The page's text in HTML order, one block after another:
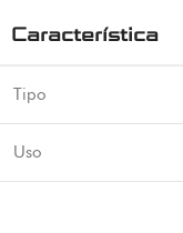
Característica
Tipo
Uso